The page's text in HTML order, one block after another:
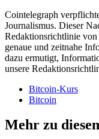
Cointelegraph
Journalismus. Dieser
Redaktionsrichtlinie
genaue und zeitnahe
dazu ermutigt,
unsere
Bitcoin-Kurs
Bitcoin
Mehr zu